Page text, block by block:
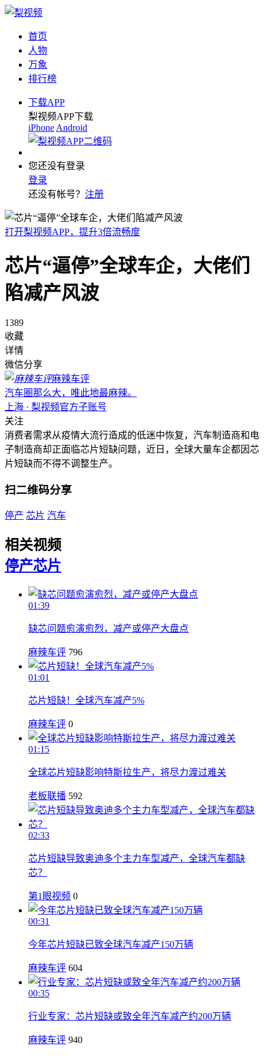
首页
人物
万象
排行榜
下载APP
梨视频APP下载
iPhone Android
您还没有登录
登录
还没有帐号？ 注册
打开梨视频APP，提升3倍流畅度
芯片“逼停”全球车企，大佬们
陷减产风波
1389
收藏
详情
微信分享
麻辣车评
汽车圈那么大，唯此地最麻辣。
上海 · 梨视频官方子账号
关注
消费者需求从疫情大流行造成的低迷中恢复，汽车制造商和电
子制造商却正面临芯片短缺问题，近日，全球大量车企都因芯
片短缺而不得不调整生产。
扫二维码分享
停产 芯片 汽车
相关视频
停产芯片
01:39
缺芯问题愈演愈烈，减产或停产大盘点
麻辣车评 796
01:01
芯片短缺！全球汽车减产5%
麻辣车评 0
01:15
全球芯片短缺影响特斯拉生产，将尽力渡过难关
老板联播 592
02:33
芯片短缺导致奥迪多个主力车型减产，全球汽车都缺
芯？
第1眼视频 0
00:31
今年芯片短缺已致全球汽车减产150万辆
麻辣车评 604
00:35
行业专家：芯片短缺或致全年汽车减产约200万辆
麻辣车评 940